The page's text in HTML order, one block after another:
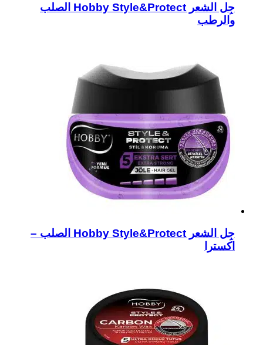
جِل الشعر Hobby Style&Protect الصلب
والرطب
جِل الشعر Hobby Style&Protect الصلب –
اكسترا